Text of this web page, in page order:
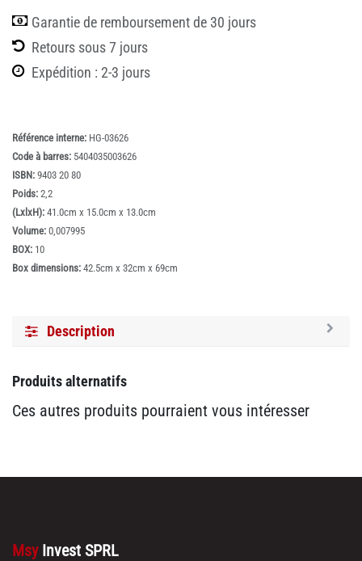
Garantie de remboursement de 30 jours
Retours sous 7 jours
Expédition : 2-3 jours
Référence interne: HG-03626
Code à barres: 5404035003626
ISBN: 9403 20 80
Poids: 2,2
(LxlxH): 41.0cm x 15.0cm x 13.0cm
Volume: 0,007995
BOX: 10
Box dimensions: 42.5cm x 32cm x 69cm
Description
Produits alternatifs
Ces autres produits pourraient vous intéresser
Msy Invest SPRL